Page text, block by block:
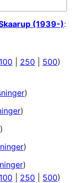
(1939-):
100 250 500)
)
)
)
)
)
100 250 500)